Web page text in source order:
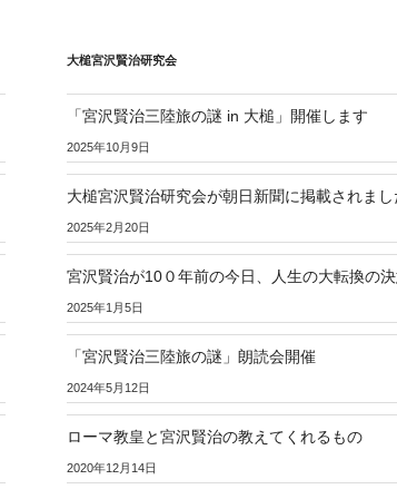
大槌宮沢賢治研究会
「宮沢賢治三陸旅の謎 in 大槌」開催します
2025年10月9日
大槌宮沢賢治研究会が朝日新聞に掲載されまし
2025年2月20日
宮沢賢治が10０年前の今日、人生の大転換の
2025年1月5日
「宮沢賢治三陸旅の謎」朗読会開催
2024年5月12日
ローマ教皇と宮沢賢治の教えてくれるもの
2020年12月14日